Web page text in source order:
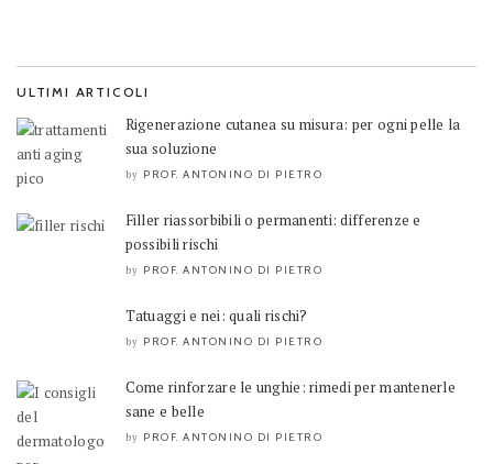
ULTIMI ARTICOLI
Rigenerazione cutanea su misura: per ogni pelle la
sua soluzione
by PROF. ANTONINO DI PIETRO
Filler riassorbibili o permanenti: differenze e
possibili rischi
by PROF. ANTONINO DI PIETRO
Tatuaggi e nei: quali rischi?
by PROF. ANTONINO DI PIETRO
Come rinforzare le unghie: rimedi per mantenerle
sane e belle
by PROF. ANTONINO DI PIETRO